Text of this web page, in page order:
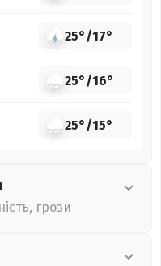
25°/17°
25°/16°
25°/15°
грози